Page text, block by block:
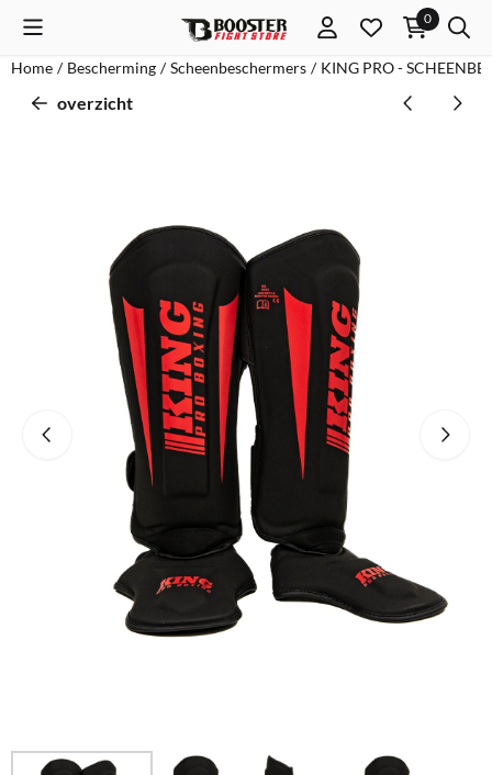
Cookievoorkeuren zijn momenteel gesloten. 0
Home / Bescherming / Scheenbeschermers / KING PRO -
overzicht